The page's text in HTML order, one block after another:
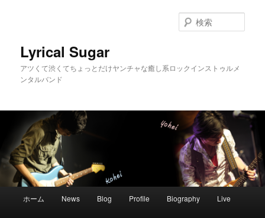
Lyrical Sugar
アツくて渋くてちょっとだけヤンチャな癒し系ロックインストゥルメ
ンタルバンド
索
ホーム News Blog Profile Biography Live